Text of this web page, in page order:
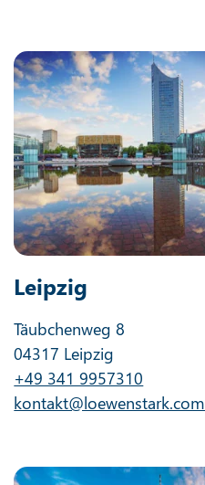
Leipzig
Täubchenweg 8
04317 Leipzig
+49 341 9957310
kontakt@loewenstark.com